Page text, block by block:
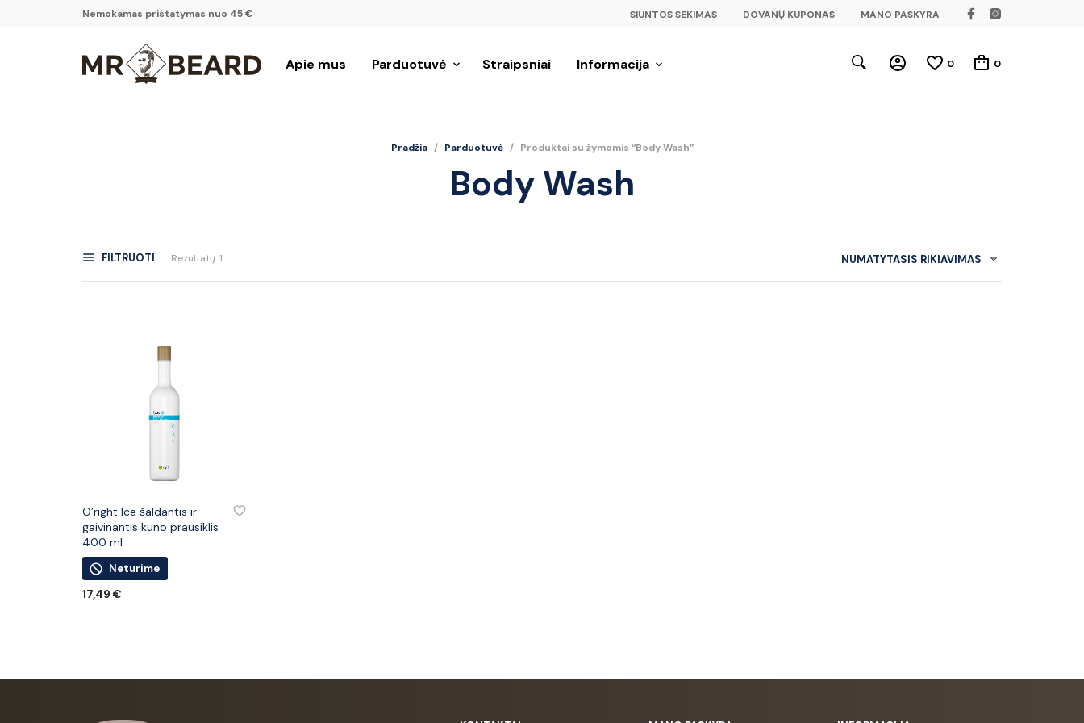
Nemokamas pristatymas nuo 45 € SIUNTOS SEKIMAS DOVANŲ KUPONAS MANO PASKYRA
Apie mus Parduotuvė Straipsniai Informacija 0 0
Pradžia / Parduotuvė / Produktai su žymomis “Body Wash”
Body Wash
FILTRUOTI Rezultatų: 1 NUMATYTASIS RIKIAVIMAS
O’right Ice šaldantis ir
gaivinantis kūno prausiklis
400 ml
Neturime
17,49 €